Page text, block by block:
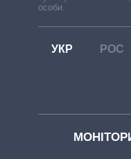
особи.
УКР РОС